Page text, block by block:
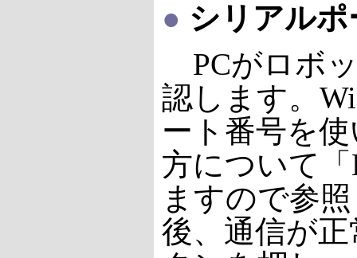
● シリアル
PCがロボ
認します。
ート番号を
方について「
ますので参
後、通信が